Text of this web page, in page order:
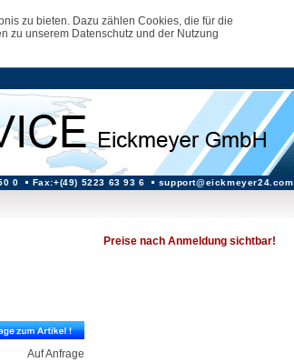
zu bieten. Dazu zählen Cookies, die für die
zu unserem Datenschutz und der Nutzung
0 Fax:+(49) 5223 63 93 6 support@eickmeyer24.com
Preise nach Anmeldung sichtbar!
Auf Anfrage